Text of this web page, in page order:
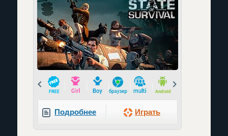
Prev
Подробнее Играть